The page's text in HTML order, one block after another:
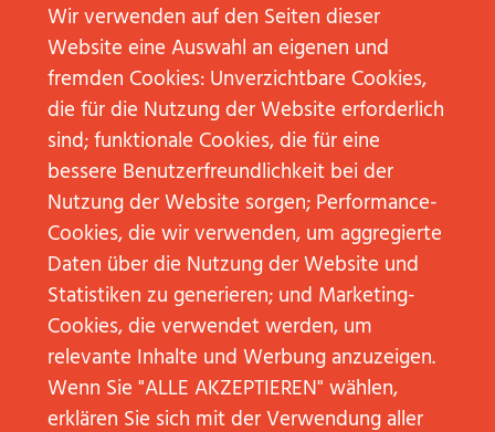
Wir verwenden auf den Seiten dieser
Website eine Auswahl an eigenen und
fremden Cookies: Unverzichtbare Cookies,
die für die Nutzung der Website erforderlich
sind; funktionale Cookies, die für eine
bessere Benutzerfreundlichkeit bei der
Nutzung der Website sorgen; Performance-
Cookies, die wir verwenden, um aggregierte
Daten über die Nutzung der Website und
Statistiken zu generieren; und Marketing-
Cookies, die verwendet werden, um
relevante Inhalte und Werbung anzuzeigen.
Wenn Sie "ALLE AKZEPTIEREN" wählen,
erklären Sie sich mit der Verwendung aller
Vorname*
Nachname*
E-Mail*
Worum geht es Ihnen?*